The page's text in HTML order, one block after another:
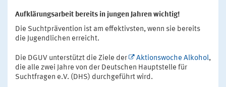
Aufklärungsarbeit bereits in jungen Jahren wichtig!
Die Suchtprävention ist am effektivsten, wenn sie bereits
die Jugendlichen erreicht.
Die DGUV unterstützt die Ziele der Aktionswoche Alkohol,
die alle zwei Jahre von der Deutschen Hauptstelle für
Suchtfragen e.V. (DHS) durchgeführt wird.